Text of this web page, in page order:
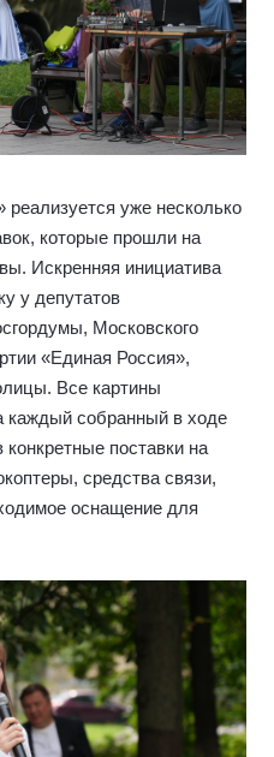
уже несколько
которые прошли на
Искренняя инициатива
у депутатов
Московского
«Единая Россия»,
Все картины
каждый собранный в ходе
поставки на
средства связи,
оснащение для